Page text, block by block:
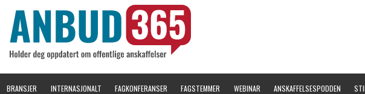
BRANSJER INTERNASJONALT FAGKONFERANSER FAGSTEMMER WEBINAR ANSKAFFELSESPODDEN